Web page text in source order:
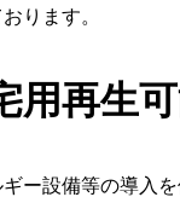
ります。
再生
ー設備等の導入